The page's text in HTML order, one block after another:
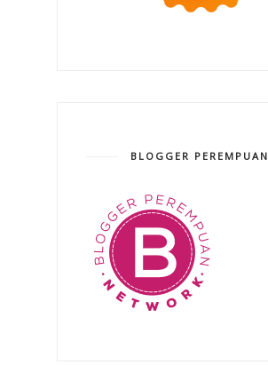
BLOGGER PEREMPUAN